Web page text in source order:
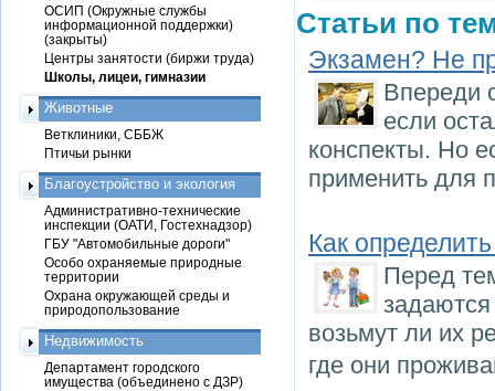
Статьи по
Экзамен? Не
Впереди
если
конспекты. Но
применить для
Как
Перед
возьмут ли их
где они
ОСИП (Окружные службы
информационной поддержки)
(закрыты)
Центры занятости (биржи труда)
Школы, лицеи, гимназии
Животные
Ветклиники, СББЖ
Птичьи рынки
Благоустройство и экология
Административно-технические
инспекции (ОАТИ, Гостехнадзор)
ГБУ "Автомобильные дороги"
Особо охраняемые природные
территории
Охрана окружающей среды и
природопользование
Недвижимость
Департамент городского
имущества (объединено с ДЗР)